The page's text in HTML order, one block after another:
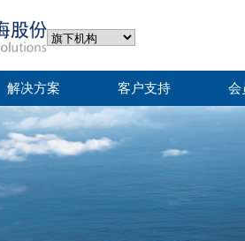
解决方案 客户支持 会